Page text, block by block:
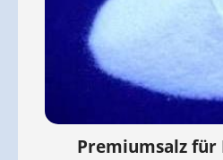
Premiumsalz für